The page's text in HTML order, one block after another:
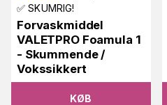
✅ SKUMRIG!
Forvaskmiddel
VALETPRO Foamula 1
- Skummende /
Vokssikkert
KØB